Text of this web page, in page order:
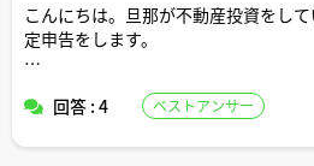
こんにちは。旦那が不動産投資をし
定申告をします。
回答 : 4 ベストアンサー